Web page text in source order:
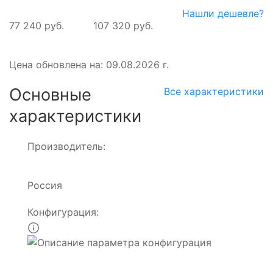
77 240 руб. 107 320 руб.
Нашли дешевле?
Цена обновлена на: 09.08.2026 г.
Основные
характеристики
Все характеристики
Производитель:
Россия
Конфигурация: